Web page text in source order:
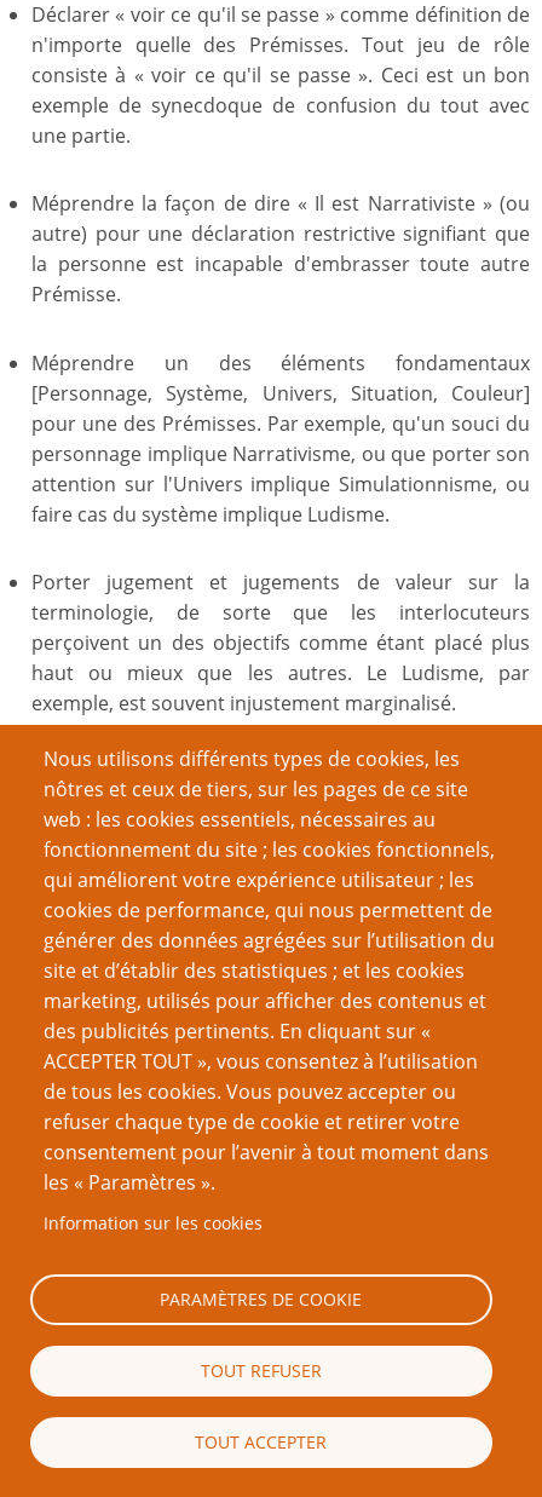
Déclarer « voir ce qu'il se passe » comme définition de
n'importe quelle des Prémisses. Tout jeu de rôle
consiste à « voir ce qu'il se passe ». Ceci est un bon
exemple de synecdoque de confusion du tout avec
une partie.
Méprendre la façon de dire « Il est Narrativiste » (ou
autre) pour une déclaration restrictive signifiant que
la personne est incapable d'embrasser toute autre
Prémisse.
Méprendre un des éléments fondamentaux
[Personnage, Système, Univers, Situation, Couleur]
pour une des Prémisses. Par exemple, qu'un souci du
personnage implique Narrativisme, ou que porter son
attention sur l'Univers implique Simulationnisme, ou
faire cas du système implique Ludisme.
Porter jugement et jugements de valeur sur la
terminologie, de sorte que les interlocuteurs
perçoivent un des objectifs comme étant placé plus
haut ou mieux que les autres. Le Ludisme, par
exemple, est souvent injustement marginalisé.
Croire que la fonction des termes est un moyen de
classifier la création de JdR. Ils sont utilisés en relation
avec la création de JdR, mais une fois de plus comme
raccourcis: dire qu'un JdR est de « conception
Narrativiste », par exemple, signifie en réalité « Le
contenu de ce JdR facilite des parties Narrativistes ».
Ne pas comprendre le but véritable des termes:
permettre aux gens de prendre plus de plaisir quand
ils font du jeu de rôle.
vers le chapitre trois
Note
NdT : Ne pas confondre la Prémisse initiale et la Prémisse développée,
dont il s'agit ici. La Prémisse initiale désigne aujourd'hui uniquement la
proposition créative Narrativiste. C’est plus une « situation initiale »
pour le contenu fictif. Le terme utilisé actuellement à la place de
Prémisse Développée est creative agenda - lit. le programme de création
collective, ou en français la proposition créative, plutôt le genre de
décisions et de priorités qu'ont les joueurs, attention donc au contexte!
Nous utilisons différents types de cookies, les
nôtres et ceux de tiers, sur les pages de ce site
web : les cookies essentiels, nécessaires au
fonctionnement du site ; les cookies fonctionnels,
qui améliorent votre expérience utilisateur ; les
cookies de performance, qui nous permettent de
générer des données agrégées sur l’utilisation du
site et d’établir des statistiques ; et les cookies
marketing, utilisés pour afficher des contenus et
des publicités pertinents. En cliquant sur «
ACCEPTER TOUT », vous consentez à l’utilisation
de tous les cookies. Vous pouvez accepter ou
refuser chaque type de cookie et retirer votre
consentement pour l’avenir à tout moment dans
les « Paramètres ».
Information sur les cookies
PARAMÈTRES DE COOKIE
TOUT REFUSER
TOUT ACCEPTER